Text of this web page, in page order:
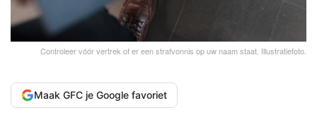
Controleer vóór vertrek of er een strafvonnis op uw naam staat. Illustratiefoto.
Maak GFC je Google favoriet